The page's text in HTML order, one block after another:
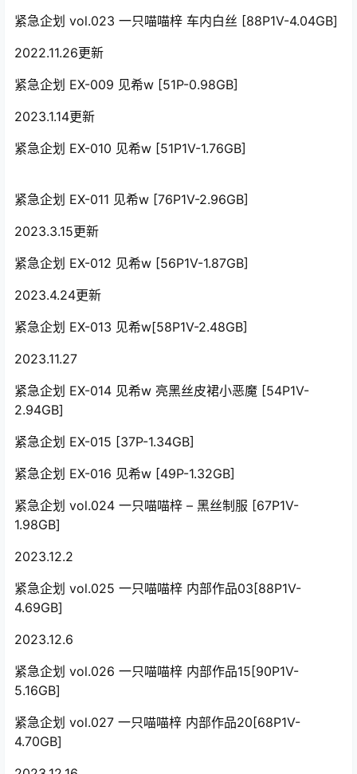
紧急企划 vol.023 一只喵喵梓 车内白丝 [88P1V-4.04GB]
2022.11.26更新
紧急企划 EX-009 见希w [51P-0.98GB]
2023.1.14更新
紧急企划 EX-010 见希w [51P1V-1.76GB]
紧急企划 EX-011 见希w [76P1V-2.96GB]
2023.3.15更新
紧急企划 EX-012 见希w [56P1V-1.87GB]
2023.4.24更新
紧急企划 EX-013 见希w[58P1V-2.48GB]
2023.11.27
紧急企划 EX-014 见希w 亮黑丝皮裙小恶魔 [54P1V-
2.94GB]
紧急企划 EX-015 [37P-1.34GB]
紧急企划 EX-016 见希w [49P-1.32GB]
紧急企划 vol.024 一只喵喵梓 – 黑丝制服 [67P1V-
1.98GB]
2023.12.2
紧急企划 vol.025 一只喵喵梓 内部作品03[88P1V-
4.69GB]
2023.12.6
紧急企划 vol.026 一只喵喵梓 内部作品15[90P1V-
5.16GB]
紧急企划 vol.027 一只喵喵梓 内部作品20[68P1V-
4.70GB]